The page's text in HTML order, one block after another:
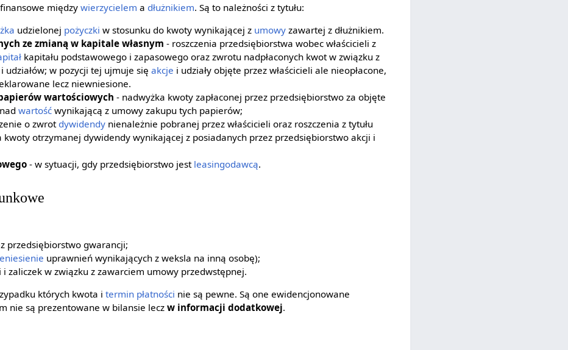
międzywierzycielem a dłużnikiem. Są to należności z tytułu:
udzielonej pożyczki w stosunku do kwoty wynikającej z umowyzawartej z dłużnikiem.
ze zmianą w kapitale własnym - roszczenia przedsiębiorstwa wobec właścicieli z
kapitału podstawowego i zapasowego oraz zwrotu nadpłaconych kwot w związku z
i udziałów; w pozycji tej ujmuje się akcje i udziały objęte przez właścicieli ale nieopłacone,
lecz niewniesione.
wartościowych - nadwyżka kwoty zapłaconej przez przedsiębiorstwo za objęte
wartośćwynikającą z umowy zakupu tych papierów;
o zwrotdywidendynienależnie pobranej przez właścicieli oraz roszczenia z tytułu
kwoty otrzymanej dywidendy wynikającej z posiadanych przez przedsiębiorstwo akcji i
- w sytuacji, gdy przedsiębiorstwo jest leasingodawcą.
przedsiębiorstwo gwarancji;
uprawnień wynikających z weksla na inną osobę);
i zaliczek w związku z zawarciem umowy przedwstępnej.
których kwota itermin płatności nie są pewne. Są one ewidencjonowane
nie są prezentowane w bilansie leczw informacji dodatkowej.